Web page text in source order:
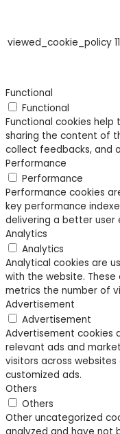
viewed_cookie_policy
Functional
Functional
Functional cookies
sharing the content of
collect feedbacks, and
Performance
Performance
Performance cookies
key performance
delivering a better user
Analytics
Analytics
Analytical cookies are
with the website.
metrics the number of
Advertisement
Advertisement
Advertisement cookies
relevant ads and
visitors across
customized ads.
Others
Others
Other uncategorized